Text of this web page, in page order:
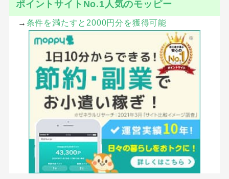
ポイントサイトNo.1人気のモッピー
→ 条件を満たすと2000円分を獲得可能